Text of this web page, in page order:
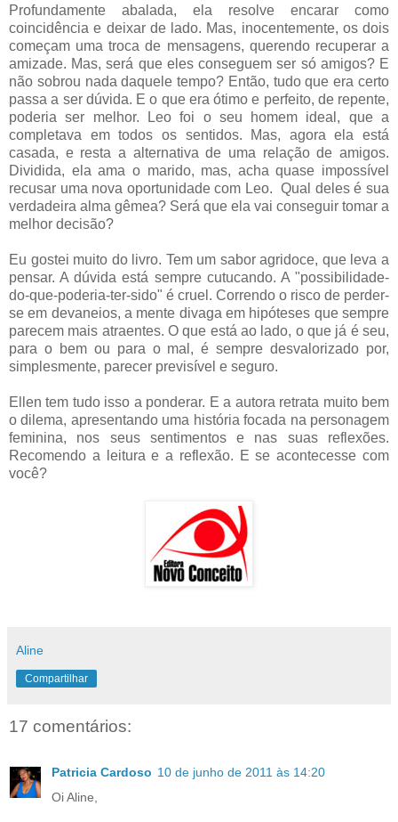
Profundamente abalada, ela resolve encarar como
coincidência e deixar de lado. Mas, inocentemente, os dois
começam uma troca de mensagens, querendo recuperar a
amizade. Mas, será que eles conseguem ser só amigos? E
não sobrou nada daquele tempo? Então, tudo que era certo
passa a ser dúvida. E o que era ótimo e perfeito, de repente,
poderia ser melhor. Leo foi o seu homem ideal, que a
completava em todos os sentidos. Mas, agora ela está
casada, e resta a alternativa de uma relação de amigos.
Dividida, ela ama o marido, mas, acha quase impossível
recusar uma nova oportunidade com Leo. Qual deles é sua
verdadeira alma gêmea? Será que ela vai conseguir tomar a
melhor decisão?
Eu gostei muito do livro. Tem um sabor agridoce, que leva a
pensar. A dúvida está sempre cutucando. A "possibilidade-
do-que-poderia-ter-sido" é cruel. Correndo o risco de perder-
se em devaneios, a mente divaga em hipóteses que sempre
parecem mais atraentes. O que está ao lado, o que já é seu,
para o bem ou para o mal, é sempre desvalorizado por,
simplesmente, parecer previsível e seguro.
Ellen tem tudo isso a ponderar. E a autora retrata muito bem
o dilema, apresentando uma história focada na personagem
feminina, nos seus sentimentos e nas suas reflexões.
Recomendo a leitura e a reflexão. E se acontecesse com
você?
Aline
Compartilhar
17 comentários:
Patricia Cardoso 10 de junho de 2011 às 14:20
Oi Aline,